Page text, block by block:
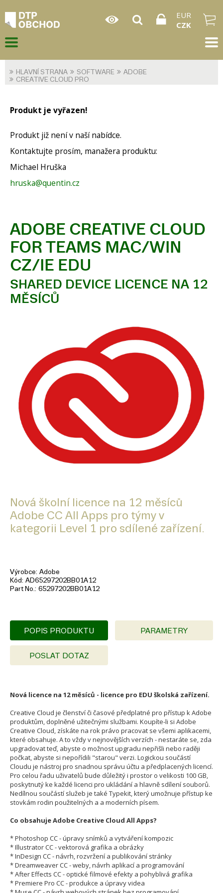
EUR
CZK
HLAVNÍ STRANA SOFTWARE
ADOBE
CREATIVE CLOUD PRO
Produkt je vyřazen!
Produkt již není v naší nabídce.
Kontaktujte prosím, manažera produktu:
Michael Hruška
hruska@quentin.cz
ADOBE CREATIVE CLOUD
FOR TEAMS MAC/WIN
CZ/IE EDU
SHARED DEVICE LICENCE NA 12
MĚSÍCŮ
Nová školní licence na 12 měsíců
Adobe CC All Apps pro týmy v
kategorii Level 1 pro sdílené zařízení.
Výrobce Adobe
Kód AD65297202BB01A12
Part No. 65297202BB01A12
POPIS PRODUKTU PARAMETRY
POSLAT DOTAZ
Nová licence na 12 měsíců - licence pro EDU školská zařízení.
Creative Cloud je členství či časové předplatné pro přístup k Adobe
produktům, doplněné užitečnými službami. Koupíte-li si Adobe
Creative Cloud, získáte na rok právo pracovat se všemi aplikacemi,
které obsahuje. A to vždy v nejnovějších verzích - nestaráte se, zda
upgradovat teď, abyste o možnost upgradu nepřišli nebo raději
počkat, abyste si nepořídili "starou" verzi. Logickou součástí
Cloudu je nástroj pro snadnou správu účtu a předplacených licencí.
Pro celou řadu uživatelů bude důležitý i prostor o velikosti 100 GB,
poskytnutý ke každé licenci pro ukládání a hlavně sdílení souborů.
Nedílnou součástí služeb je také Typekit, který umožnuje přístup ke
stovkám rodin použitelných a a moderních písem.
Co obsahuje Adobe Creative Cloud All Apps?
* Photoshop CC - úpravy snímků a vytváření kompozic
* Illustrator CC - vektorová grafika a obrázky
* InDesign CC - návrh, rozvržení a publikování stránky
* Dreamweaver CC - weby, návrh aplikací a programování
* After Effects CC - optické filmové efekty a pohyblivá grafika
* Premiere Pro CC - produkce a úpravy videa